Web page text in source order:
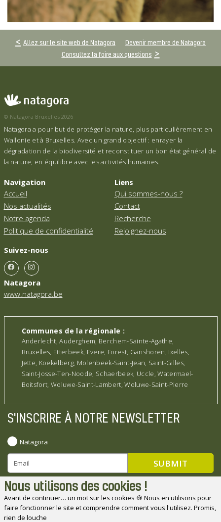
Nous utilisons des cookies !
Avant de continuer… un mot sur les cookies 🍪 Nous en utilisons pour
faire fonctionner le site et comprendre comment vous l'utilisez. Promis,
rien de louche
Allez sur le site web de Natagora
Devenir membre de Natagora
Consultez la foire aux questions
© Natagora Bruxelles 2026
Natagora a pour but de protéger la nature, plus particulièrement en
Wallonie et à Bruxelles. Avec un grand objectif : enrayer la
dégradation de la biodiversité et reconstituer un bon état général de
la nature, en équilibre avec les activités humaines.
Navigation
Accueil
Nos actualités
Notre agenda
Politique de confidentialité
Liens
Qui sommes-nous ?
Contact
Recherche
Rejoignez-nous
Suivez-nous
Natagora
www.natagora.be
Communes de la régionale :
Anderlecht, Auderghem, Berchem-Sainte-Agathe,
Bruxelles, Etterbeek, Evere, Forest, Ganshoren, Ixelles,
Jette, Koekelberg, Molenbeek-Saint-Jean, Saint-Gilles,
Saint-Josse-Ten-Noode, Schaerbeek, Uccle, Watermael-
Boitsfort, Woluwe-Saint-Lambert, Woluwe-Saint-Pierre
S'INSCRIRE À NOTRE NEWSLETTER
Natagora
Natagora souhaite remercier ses partenaires